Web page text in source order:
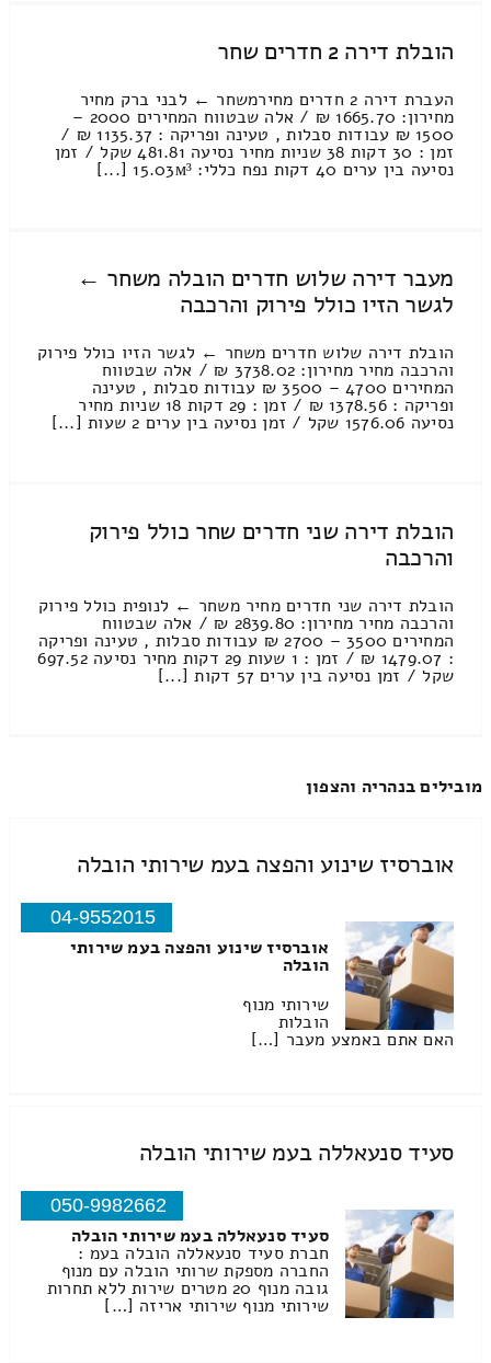
הובלת דירה 2 חדרים שחר
העברת דירה 2 חדרים מחירמשחר ← לבני ברק מחיר
מחירון: 1665.70 ₪ / אלה שבטווח המחירים 2000 –
1500 ₪ עבודות סבלות , טעינה ופריקה : 1135.37 ₪ /
זמן : 30 דקות 38 שניות מחיר נסיעה 481.81 שקל / זמן
נסיעה בין ערים 40 דקות נפח כללי: 15.03м³ [...]
מעבר דירה שלוש חדרים הובלה משחר ←
לגשר הזיו כולל פירוק והרכבה
הובלת דירה שלוש חדרים משחר ← לגשר הזיו כולל פירוק
והרכבה מחיר מחירון: 3738.02 ₪ / אלה שבטווח
המחירים 4700 – 3500 ₪ עבודות סבלות , טעינה
ופריקה : 1378.56 ₪ / זמן : 29 דקות 18 שניות מחיר
נסיעה 1576.06 שקל / זמן נסיעה בין ערים 2 שעות [...]
הובלת דירה שני חדרים שחר כולל פירוק
והרכבה
הובלת דירה שני חדרים מחיר משחר ← לנופית כולל פירוק
והרכבה מחיר מחירון: 2839.80 ₪ / אלה שבטווח
המחירים 3500 – 2700 ₪ עבודות סבלות , טעינה ופריקה
: 1479.07 ₪ / זמן : 1 שעות 29 דקות מחיר נסיעה 697.52
שקל / זמן נסיעה בין ערים 57 דקות [...]
מובילים בנהריה והצפון
אוברסיז שינוע והפצה בעמ שירותי הובלה
04-9552015
אוברסיז שינוע והפצה בעמ שירותי
הובלה
שירותי מנוף
הובלות
האם אתם באמצע מעבר […]
סעיד סנעאללה בעמ שירותי הובלה
050-9982662
סעיד סנעאללה בעמ שירותי הובלה
חברת סעיד סנעאללה הובלה בעמ :
החברה מספקת שרותי הובלה עם מנוף
גובה מנוף 20 מטרים שירות ללא תחרות
שירותי מנוף שירותי אריזה […]